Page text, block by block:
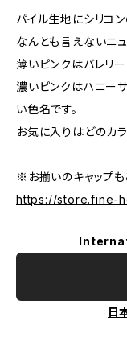
パイル生地にシリコ
なんとも言えないニ
薄いピンクはバレリー
濃いピンクはハニー
い色名です。
お気に入りはどのカ
※お揃いのキャップも
https://store.fine-
日